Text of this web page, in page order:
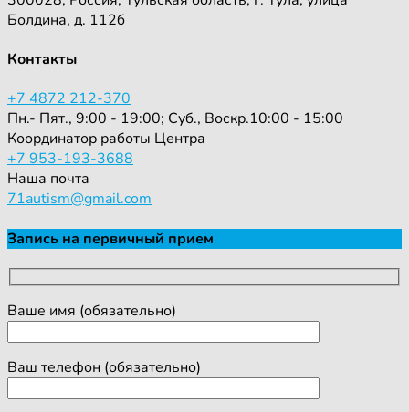
Болдина, д. 112б
Контакты
+7 4872 212-370
Пн.- Пят., 9:00 - 19:00; Суб., Воскр.10:00 - 15:00
Координатор работы Центра
+7 953-193-3688
Наша почта
71autism@gmail.com
Запись на первичный прием
Ваше имя (обязательно)
Ваш телефон (обязательно)